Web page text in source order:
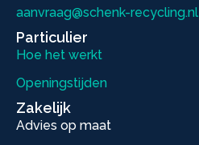
aanvraag@schenk-recycling.nl
Particulier
Hoe het werkt
Openingstijden
Zakelijk
Advies op maat